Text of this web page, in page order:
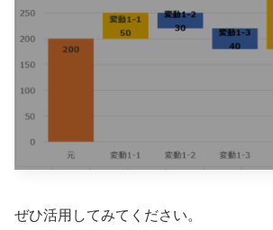
ぜひ活用してみてください。